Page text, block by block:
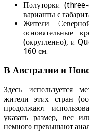
Полуторки
варианты с
Жители
основательные
(округленно), и
160 см.
В Австралии и
Здесь используется
жители этих стран
продолжают
указать размер, вес
немного превышают